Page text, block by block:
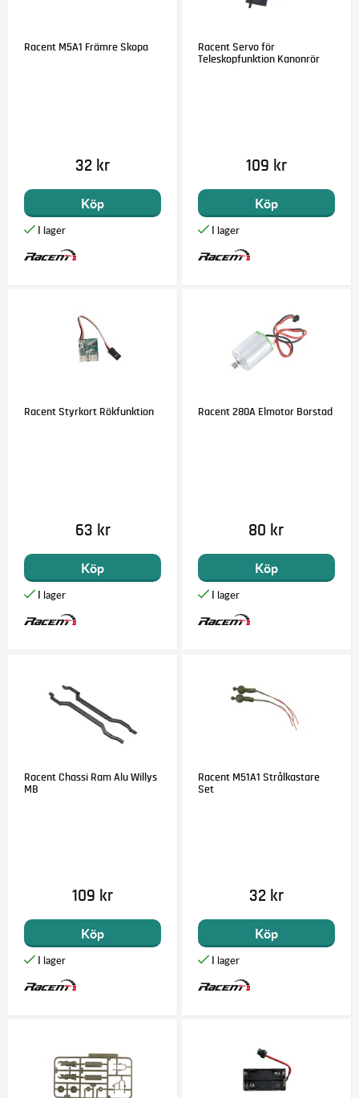
Racent M5A1 Främre Skopa
32 kr
Köp
Racent Servo för
Teleskopfunktion Kanonrör
109 kr
Köp
Racent Styrkort Rökfunktion
63 kr
Köp
Racent 280A Elmotor Borstad
80 kr
Köp
Racent Chassi Ram Alu Willys
MB
109 kr
Köp
Racent M51A1 Strålkastare
Set
32 kr
Köp